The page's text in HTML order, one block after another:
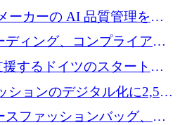
当たりにし、涙を流すハ
ーカーの AI 品質管理を拡
万ドルを調達
ディング、コンプライアン
るために 640 万ポンドを
援するドイツのスタートア
ルを調達、シリコンバレ
ヘンを選んだと語る
ションのデジタル化に2,500
スファッションバッグ、繊